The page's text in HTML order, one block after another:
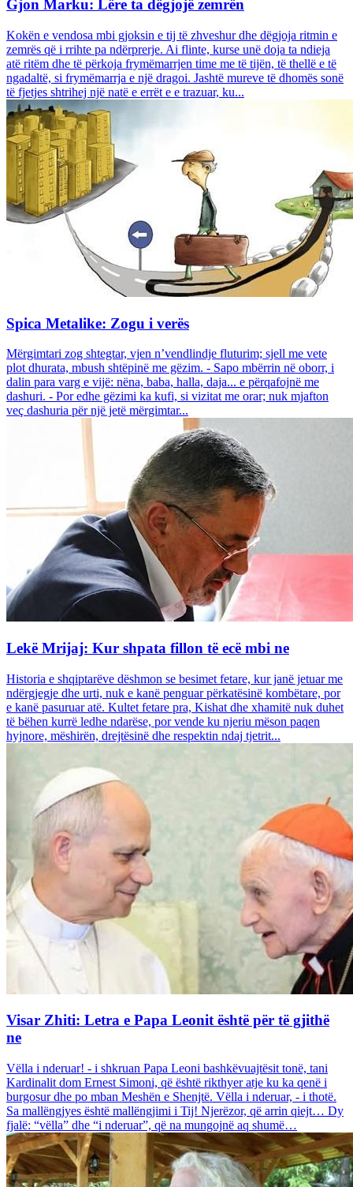
Gjon Marku: Lëre ta dëgjojë zemrën
Kokën e vendosa mbi gjoksin e tij të zhveshur dhe dëgjoja ritmin e
zemrës që i rrihte pa ndërprerje. Ai flinte, kurse unë doja ta ndieja
atë ritëm dhe të përkoja frymëmarrjen time me të tijën, të thellë e të
ngadaltë, si frymëmarrja e një dragoi. Jashtë mureve të dhomës sonë
të fjetjes shtrihej një natë e errët e e trazuar, ku...
Spica Metalike: Zogu i verës
Mërgimtari zog shtegtar, vjen n’vendlindje fluturim; sjell me vete
plot dhurata, mbush shtëpinë me gëzim. - Sapo mbërrin në oborr, i
dalin para varg e vijë: nëna, baba, halla, daja... e përqafojnë me
dashuri. - Por edhe gëzimi ka kufi, si vizitat me orar; nuk mjafton
veç dashuria për një jetë mërgimtar...
Lekë Mrijaj: Kur shpata fillon të ecë mbi ne
Historia e shqiptarëve dëshmon se besimet fetare, kur janë jetuar me
ndërgjegje dhe urti, nuk e kanë penguar përkatësinë kombëtare, por
e kanë pasuruar atë. Kultet fetare pra, Kishat dhe xhamitë nuk duhet
të bëhen kurrë ledhe ndarëse, por vende ku njeriu mëson paqen
hyjnore, mëshirën, drejtësinë dhe respektin ndaj tjetrit...
Visar Zhiti: Letra e Papa Leonit është për të gjithë
ne
Vëlla i nderuar! - i shkruan Papa Leoni bashkëvuajtësit tonë, tani
Kardinalit dom Ernest Simoni, që është rikthyer atje ku ka qenë i
burgosur dhe po mban Meshën e Shenjtë. Vëlla i nderuar, - i thotë.
Sa mallëngjyes është mallëngjimi i Tij! Njerëzor, që arrin qiejt… Dy
fjalë: “vëlla” dhe “i nderuar”, që na mungojnë aq shumë…